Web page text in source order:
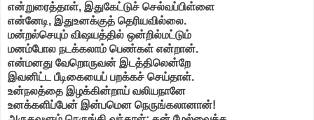
என்றுரைத்தாள், இதுகேட்டுச் செல்வப்பிள்ளை
என்னேடி, இதுஉனக்குத் தெரியவில்லை.
மன்றல்செயும் விஷயத்தில் ஒன்றில்மட்டும்
மனம்போல நடக்கலாம் பெண்கள் என்றான்.
என்மனது வேறொருவன் இடத்திலென்றே
இவனிட்ட பீடிகையைப் பறக்கச் செய்தாள்.
உன்நலத்தை இழக்கின்றாய் வலியநானே
உனக்களிப்பேன் இன்பமென நெருங்கலானான்!